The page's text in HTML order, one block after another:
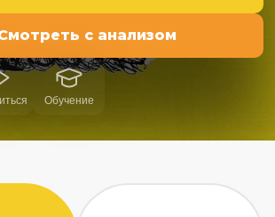
с анализом
Обучение